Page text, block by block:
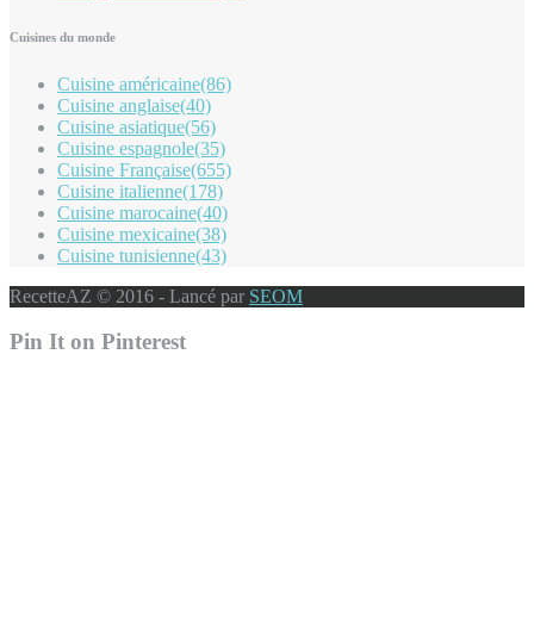
Cuisines du monde
Cuisine américaine(86)
Cuisine anglaise(40)
Cuisine asiatique(56)
Cuisine espagnole(35)
Cuisine Française(655)
Cuisine italienne(178)
Cuisine marocaine(40)
Cuisine mexicaine(38)
Cuisine tunisienne(43)
RecetteAZ © 2016 - Lancé par SEOM
Pin It on Pinterest